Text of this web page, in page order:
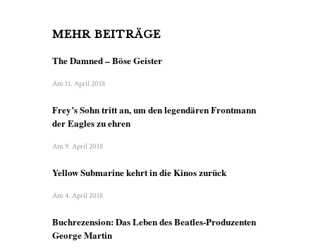
MEHR BEITRÄGE
The Damned – Böse Geister
Am 11. April 2018
Frey’s Sohn tritt an, um den legendären Frontmann
der Eagles zu ehren
Am 9. April 2018
Yellow Submarine kehrt in die Kinos zurück
Am 4. April 2018
Buchrezension: Das Leben des Beatles-Produzenten
George Martin